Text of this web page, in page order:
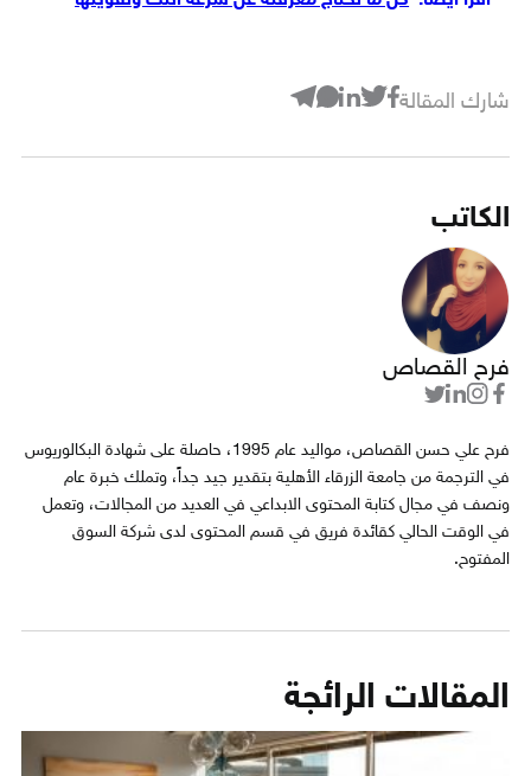
شارك المقالة
الكاتب
فرح القصاص
فرح علي حسن القصاص، مواليد عام 1995، حاصلة على شهادة البكالوريوس
في الترجمة من جامعة الزرقاء الأهلية بتقدير جيد جداً، وتملك خبرة عام
ونصف في مجال كتابة المحتوى الابداعي في العديد من المجالات، وتعمل
في الوقت الحالي كقائدة فريق في قسم المحتوى لدى شركة السوق
المفتوح.
المقالات الرائجة